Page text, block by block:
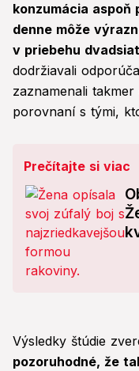
konzumácia
denne môže
v priebehu
dodržiavali
zaznamenali
porovnaní s tými,
Prečítajte si viac
Výsledky štúdie
pozoruhodné, že